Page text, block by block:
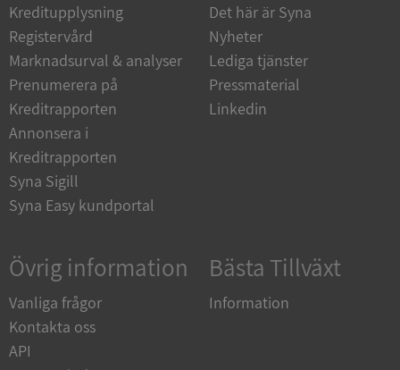
Kreditupplysning
Registervård
Marknadsurval & analyser
Prenumerera på
Kreditrapporten
Annonsera i
Kreditrapporten
Syna Sigill
Syna Easy kundportal
Det här är Syna
Nyheter
Lediga tjänster
Pressmaterial
Linkedin
Övrig information
Vanliga frågor
Kontakta oss
API
Bästa Tillväxt
Information
__RequestVerificationToken
Microsoft
Corporation
upplysningar.syna.se
.syna.se